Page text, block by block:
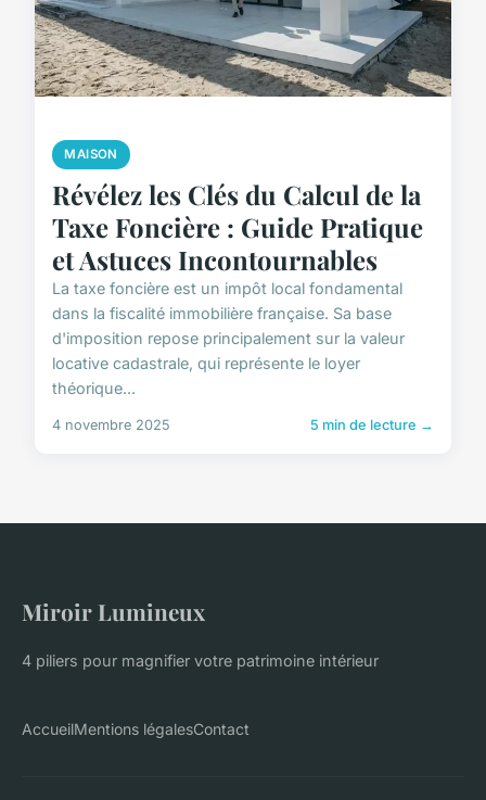
MAISON
Révélez les Clés du Calcul de la
Taxe Foncière : Guide Pratique
et Astuces Incontournables
La taxe foncière est un impôt local fondamental
dans la fiscalité immobilière française. Sa base
d'imposition repose principalement sur la valeur
locative cadastrale, qui représente le loyer
théorique...
4 novembre 2025 5 min de lecture →
Miroir Lumineux
4 piliers pour magnifier votre patrimoine intérieur
AccueilMentions légalesContact